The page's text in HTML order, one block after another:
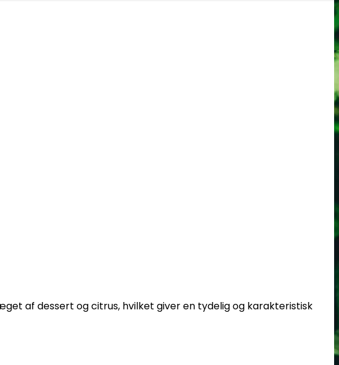
af dessert og citrus, hvilket giver en tydelig og karakteristisk